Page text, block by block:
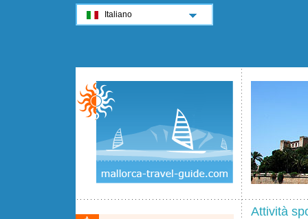
Attività
Italiano